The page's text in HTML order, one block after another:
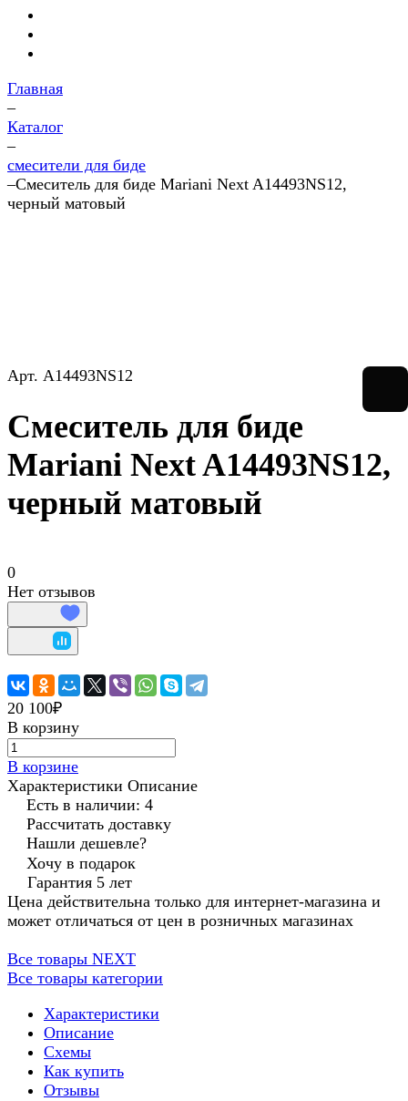
Главная
–
Каталог
–
смесители для биде
–Смеситель для биде Mariani Next A14493NS12,
черный матовый
Арт. A14493NS12
Смеситель для биде
Mariani Next A14493NS12,
черный матовый
0
Нет отзывов
20 100₽
В корзину
В корзине
Характеристики Описание
Есть в наличии: 4
Рассчитать доставку
Нашли дешевле?
Хочу в подарок
Гарантия 5 лет
Цена действительна только для интернет-магазина и
может отличаться от цен в розничных магазинах
Все товары NEXT
Все товары категории
Характеристики
Описание
Схемы
Как купить
Отзывы